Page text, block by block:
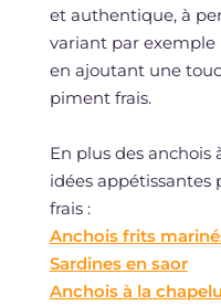
et authentique, à
variant par exemple
en ajoutant une
piment frais.
En plus des anchois
idées appétissantes
frais :
Anchois frits
Sardines en saor
Anchois à la